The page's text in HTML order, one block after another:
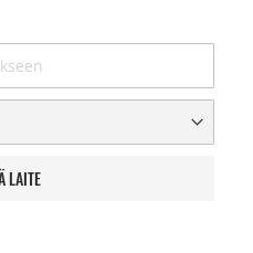
LAITE